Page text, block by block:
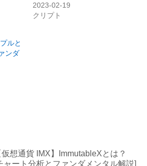
2023-02-19
クリプト
ルと
ンダ
仮想通貨 IMX】ImmutableXとは？
ャート分析とファンダメンタル解説]